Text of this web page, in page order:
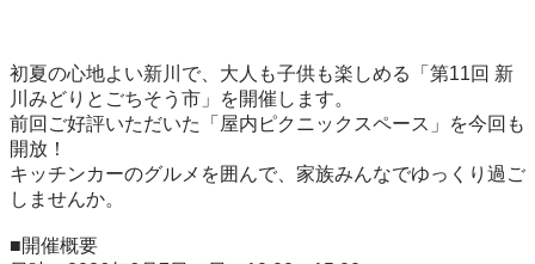
初夏の心地よい新川で、大人も子供も楽しめる「第11回 新
川みどりとごちそう市」を開催します。
前回ご好評いただいた「屋内ピクニックスペース」を今回も
開放！
キッチンカーのグルメを囲んで、家族みんなでゆっくり過ご
しませんか。
■開催概要